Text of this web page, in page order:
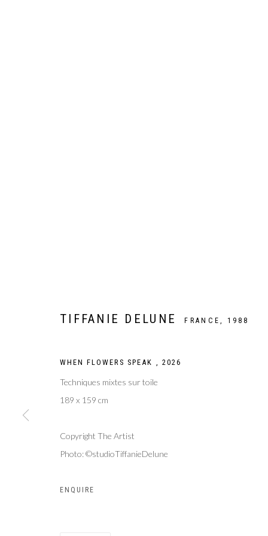
ART PARIS
TIFFANIE DELUNE FRANCE, 1988
WHEN FLOWERS SPEAK 2026
Techniques mixtes sur toile
189 x 159 cm
Copyright The Artist
Photo: ©studioTiffanieDelune
ENQUIRE